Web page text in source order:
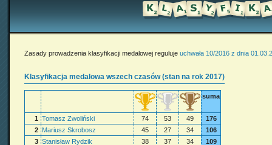
Zasady prowadzenia klasyfikacji medalowej reguluje uchwała 10/2016 z dnia
Klasyfikacja medalowa wszech czasów (stan na rok 2017)
suma
1 Tomasz Zwoliński 74 53 49
176
2 Mariusz Skrobosz 45 27 34
106
3 Stanisław Rydzik 38 37 34
109